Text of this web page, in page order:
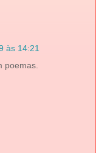
às 14:21
poemas.